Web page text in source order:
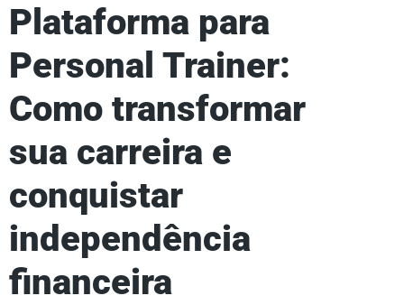
Plataforma para
Personal Trainer:
Como transformar
sua carreira e
conquistar
independência
financeira